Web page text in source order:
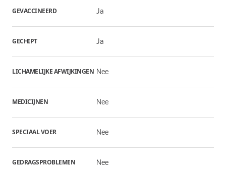
GEVACCINEERD Ja
GECHIPT Ja
LICHAMELIJKE AFWIJKINGEN Nee
MEDICIJNEN Nee
SPECIAAL VOER Nee
GEDRAGSPROBLEMEN Nee